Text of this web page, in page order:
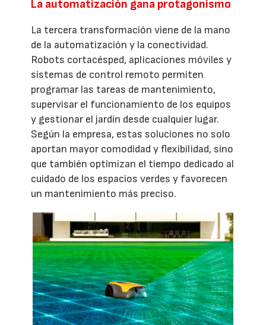
La automatización gana protagonismo
La tercera transformación viene de la mano
de la automatización y la conectividad.
Robots cortacésped, aplicaciones móviles y
sistemas de control remoto permiten
programar las tareas de mantenimiento,
supervisar el funcionamiento de los equipos
y gestionar el jardín desde cualquier lugar.
Según la empresa, estas soluciones no solo
aportan mayor comodidad y flexibilidad, sino
que también optimizan el tiempo dedicado al
cuidado de los espacios verdes y favorecen
un mantenimiento más preciso.